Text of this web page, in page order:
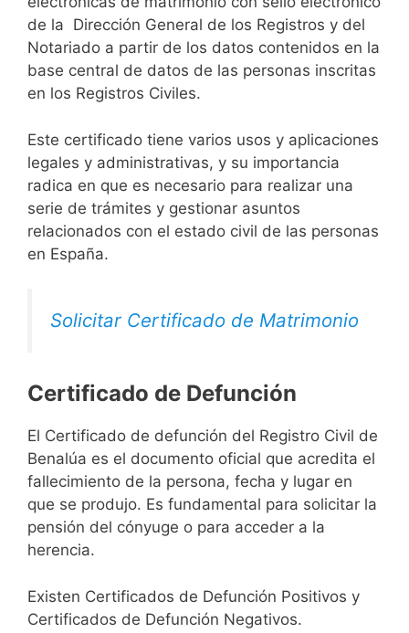
de la Dirección General de los Registros y del
Notariado a partir de los datos contenidos en la
base central de datos de las personas inscritas
en los Registros Civiles.
Este certificado tiene varios usos y aplicaciones
legales y administrativas, y su importancia
radica en que es necesario para realizar una
serie de trámites y gestionar asuntos
relacionados con el estado civil de las personas
en España.
Solicitar Certificado de Matrimonio
Certificado de Defunción
El Certificado de defunción del Registro Civil de
Benalúa es el documento oficial que acredita el
fallecimiento de la persona, fecha y lugar en
que se produjo. Es fundamental para solicitar la
pensión del cónyuge o para acceder a la
herencia.
Existen Certificados de Defunción Positivos y
Certificados de Defunción Negativos.